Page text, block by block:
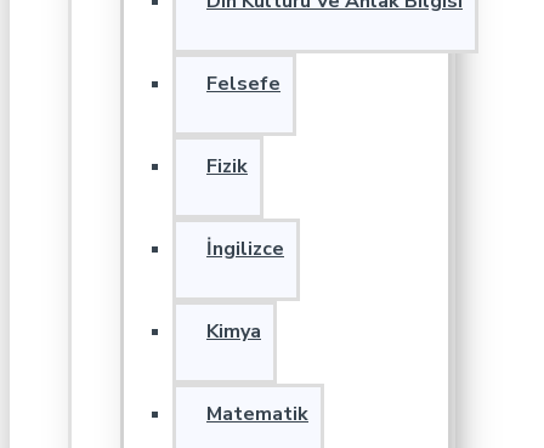
Felsefe
Fizik
İngilizce
Kimya
Matematik